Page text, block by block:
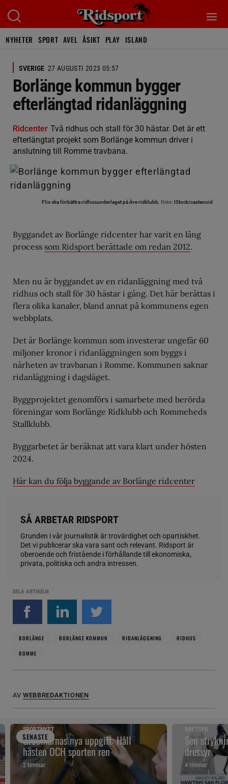
NYHETER SPORT AVEL ÅSIKT PLAY ISLAND
SVERIGE 27 AUGUSTI 2023 05:57
Borlänge kommun bygger
efterlängtad ridanläggning
Ridcenter Två ridhus och stall för 30 hästar. Det är ett
efterlängtat projekt som Borlänge kommun driver i
anslutning till Romme travbana.
Flis ska förbättra ridhusunderlaget på Åre ridklubb. Foto: IStock/castenoid
Byggandet av Borlänge ridcenter har varit en lång
process som Ridsport berättade om redan 2012.
Men nu är byggandet av en ridanläggning med två
ridhus och stall för 30 hästar i gång. Det här berättas i
flera olika kanaler, bland annat på kommunens egen
webbplats.
Det är Borlänge kommun som investerar ungefär 60
miljoner kronor i ridanläggningen som byggs i
närheten av travbanan i Romme. Kommunen saknar
ridanläggning i dagsläget.
Byggprojektet genomförs i samarbete med berörda
föreningar som Borlänge Ridklubb och Rommeheds
Stallklubb.
Byggarbetet är beräknat att vara klart under hösten
2024.
Här kan du följa byggande av Borlänge ridcenter
SÅ ARBETAR RIDSPORT
Grunden i vår journalistik är trovärdighet och opartiskhet.
Det vi publicerar ska vara sant och relevant. Ridsport är
oberoende och fristående i förhållande till ekonomiska,
privata, politiska och andra intressen.
DELA ARTIKELN
BORLÄNGE BORLÄNGE KOMMUN RIDANLÄGGNING
RIDHUS
ROMME
AV WEBBREDAKTIONEN
SENASTE
SPORTNYTT
Groomarnas nya uppgift: Håll
hästen OCH sporten ren
2 timmar
DRESSYR
Sen
dressyr
4 timmar